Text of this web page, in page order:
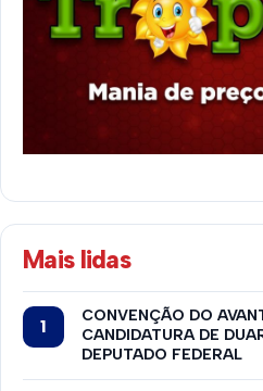
Mais lidas
CONVENÇÃO DO
CANDIDATURA DE
DEPUTADO FEDERAL